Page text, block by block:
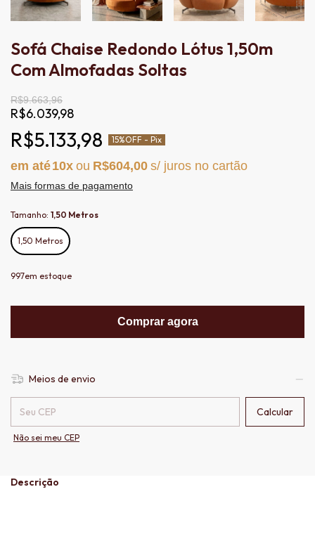
Sofá Chaise Redondo Lótus 1,50m
Com Almofadas Soltas
R$9.663,96
R$6.039,98
R$5.133,98 15%OFF - Pix
10 R$604,00
Mais formas de pagamento
Tamanho: 1,50 Metros
1,50 Metros
997em estoque
Comprar agora
Meios de envio
Entregas para o CEP:
Calcular
Não sei meu CEP
Descrição